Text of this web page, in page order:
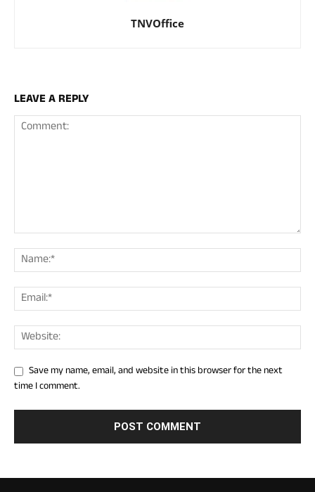
TNVOffice
LEAVE A REPLY
Save my name, email, and website in this browser for the next
time I comment.